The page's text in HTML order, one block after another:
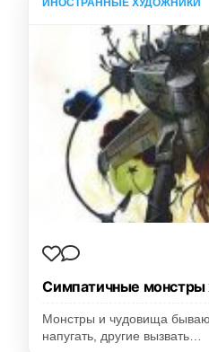
Симпатичные монстры
Монстры и чудовища
напугать, другие вызвать…